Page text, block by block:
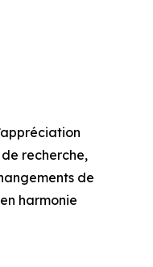
recherche,
de
harmonie